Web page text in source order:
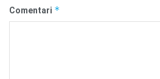
Comentari *